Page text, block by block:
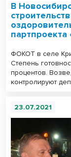
В
партпроекта
ФОКОТ в селе
Степень
процентов.
контролируют
23.07.2021